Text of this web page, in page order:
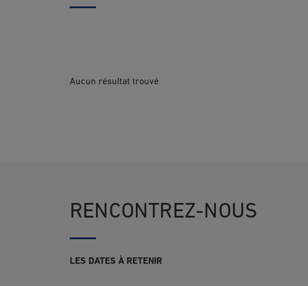
Aucun résultat trouvé
RENCONTREZ-NOUS
LES DATES À RETENIR